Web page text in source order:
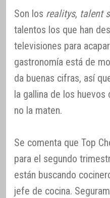
Son los realitys, talent
talentos los que han
televisiones para
gastronomía está de
da buenas cifras, así
la gallina de los
no la maten.
Se comenta que Top
para el segundo
están buscando
jefe de cocina.